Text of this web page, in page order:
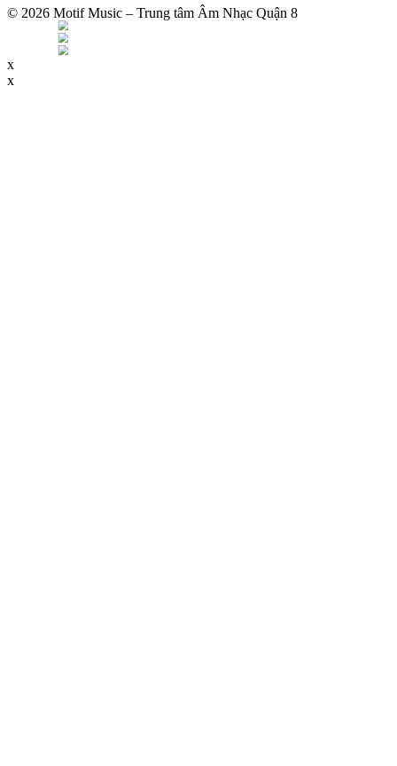
© 2026 Motif Music – Trung tâm Âm Nhạc Quận 8
x
x